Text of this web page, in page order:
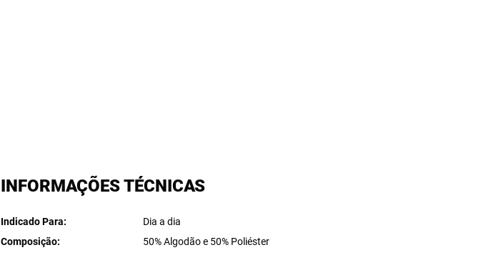
INFORMAÇÕES TÉCNICAS
Indicado Para
Dia a dia
Composição
50% Algodão e 50% Poliéster